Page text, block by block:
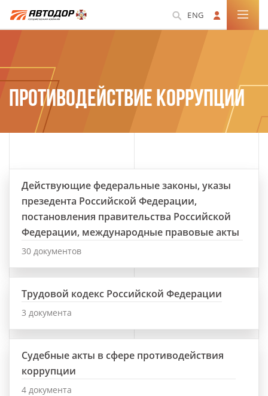
ENG
ПРОТИВОДЕЙСТВИЕ КОРРУПЦИИ
Действующие федеральные законы, указы
презедента Российской Федерации,
постановления правительства Российской
Федерации, международные правовые акты
30 документов
Трудовой кодекс Российской Федерации
3 документа
Судебные акты в сфере противодействия
коррупции
4 документа